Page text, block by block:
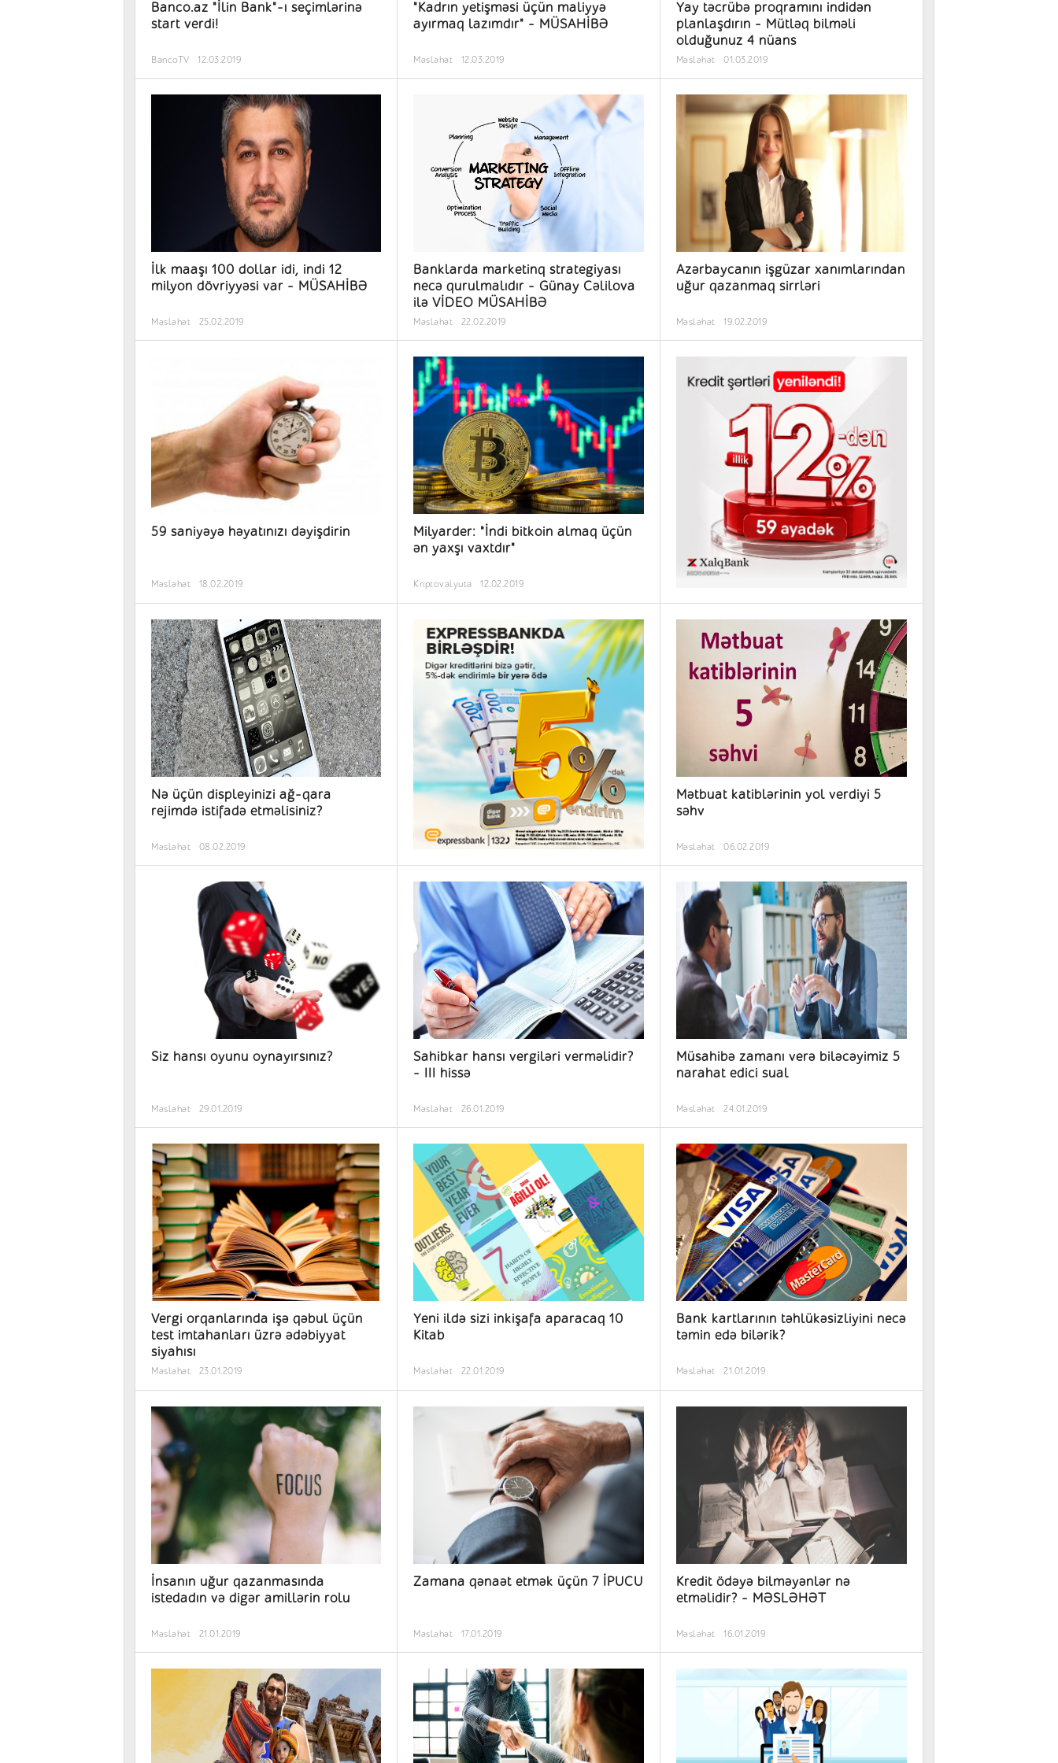
Banco.az "İlin Bank"-ı seçimlərinə
start verdi!
BancoTV 12.03.2019
"Kadrın yetişməsi üçün maliyyə
ayırmaq lazımdır" - MÜSAHİBƏ
Məsləhət 12.03.2019
Yay təcrübə proqramını indidən
planlaşdırın – Mütləq bilməli
olduğunuz 4 nüans
Məsləhət 01.03.2019
İlk maaşı 100 dollar idi, indi 12
milyon dövriyyəsi var - MÜSAHİBƏ
Məsləhət 25.02.2019
Banklarda marketinq strategiyası
necə qurulmalıdır - Günay Cəlilova
ilə VİDEO MÜSAHİBƏ
Məsləhət 22.02.2019
Azərbaycanın işgüzar xanımlarından
uğur qazanmaq sirrləri
Məsləhət 19.02.2019
59 saniyəyə həyatınızı dəyişdirin
Məsləhət 18.02.2019
Milyarder: "İndi bitkoin almaq üçün
ən yaxşı vaxtdır"
Kriptovalyuta 12.02.2019
Nə üçün displeyinizi ağ-qara
rejimdə istifadə etməlisiniz?
Məsləhət 08.02.2019
Mətbuat katiblərinin yol verdiyi 5
səhv
Məsləhət 06.02.2019
Siz hansı oyunu oynayırsınız?
Məsləhət 29.01.2019
Sahibkar hansı vergiləri verməlidir?
- III hissə
Məsləhət 26.01.2019
Müsahibə zamanı verə biləcəyimiz 5
narahat edici sual
Məsləhət 24.01.2019
Vergi orqanlarında işə qəbul üçün
test imtahanları üzrə ədəbiyyat
siyahısı
Məsləhət 23.01.2019
Yeni ildə sizi inkişafa aparacaq 10
Kitab
Məsləhət 22.01.2019
Bank kartlarının təhlükəsizliyini necə
təmin edə bilərik?
Məsləhət 21.01.2019
İnsanın uğur qazanmasında
istedadın və digər amillərin rolu
Məsləhət 21.01.2019
Zamana qənaət etmək üçün 7 İPUCU
Məsləhət 17.01.2019
Kredit ödəyə bilməyənlər nə
etməlidir? - MƏSLƏHƏT
Məsləhət 16.01.2019